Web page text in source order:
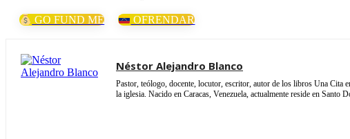
GO FUND ME OFRENDAR
Néstor Alejandro Blanco
Pastor, teólogo, docente, locutor, escritor, autor de los libros Una Cita
la iglesia. Nacido en Caracas, Venezuela, actualmente reside en